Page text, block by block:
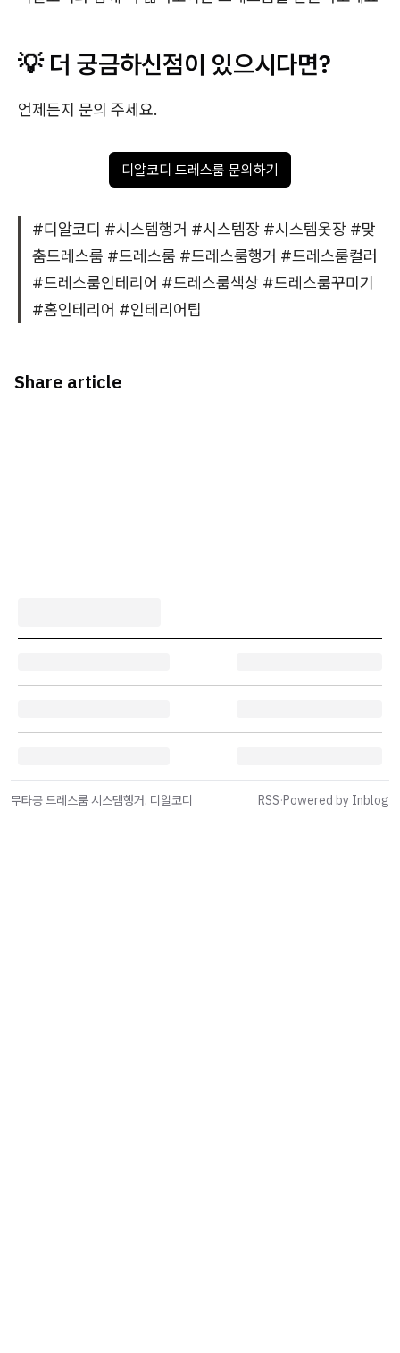
💡 더 궁금하신점이 있으시다면?
언제든지 문의 주세요.
디알코디 드레스룸 문의하기
#디알코디 #시스템행거 #시스템장 #시스템옷장 #맞
춤드레스룸 #드레스룸 #드레스룸행거 #드레스룸컬러
#드레스룸인테리어 #드레스룸색상 #드레스룸꾸미기
#홈인테리어 #인테리어팁
Share article
무타공 드레스룸 시스템행거, 디알코디 RSS·Powered by Inblog